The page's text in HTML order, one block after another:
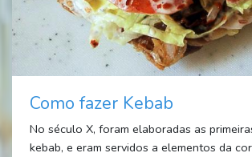
Como fazer Kebab
No século X, foram elaboradas as
kebab, e eram servidos a elementos da